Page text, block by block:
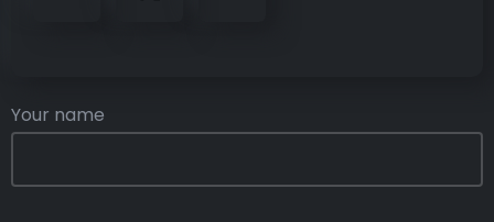
Your name